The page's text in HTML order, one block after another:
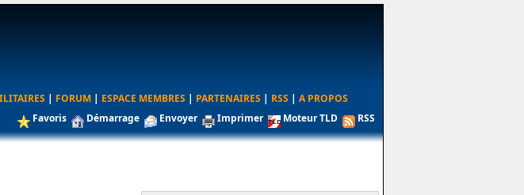
| FORUM | ESPACE MEMBRES | PARTENAIRES | RSS | A PROPOS
Favoris Démarrage Envoyer Imprimer Moteur TLD RSS